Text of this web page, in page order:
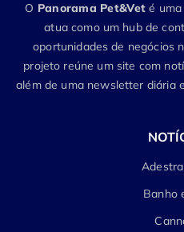
O Panorama Pet&Vet é
atua como um hub de
oportunidades de negócios
projeto reúne um site com
além de uma newsletter diária
Banho